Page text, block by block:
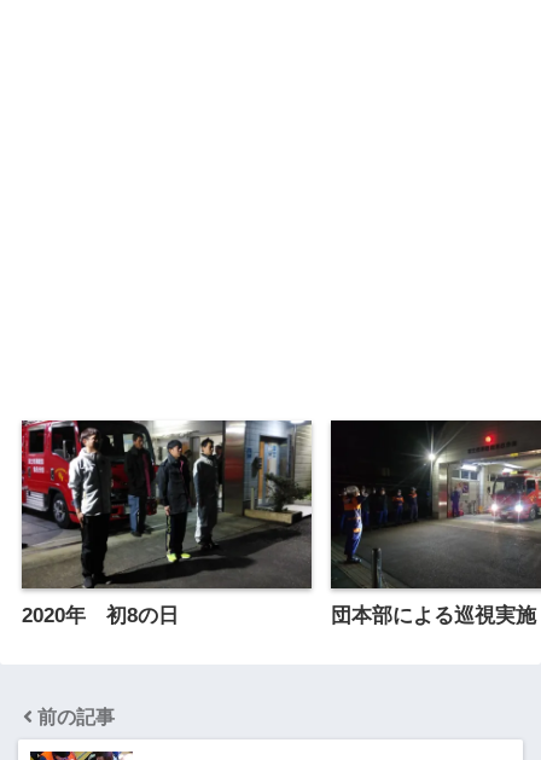
2020年 初8の日 団本部による巡視実施
前の記事